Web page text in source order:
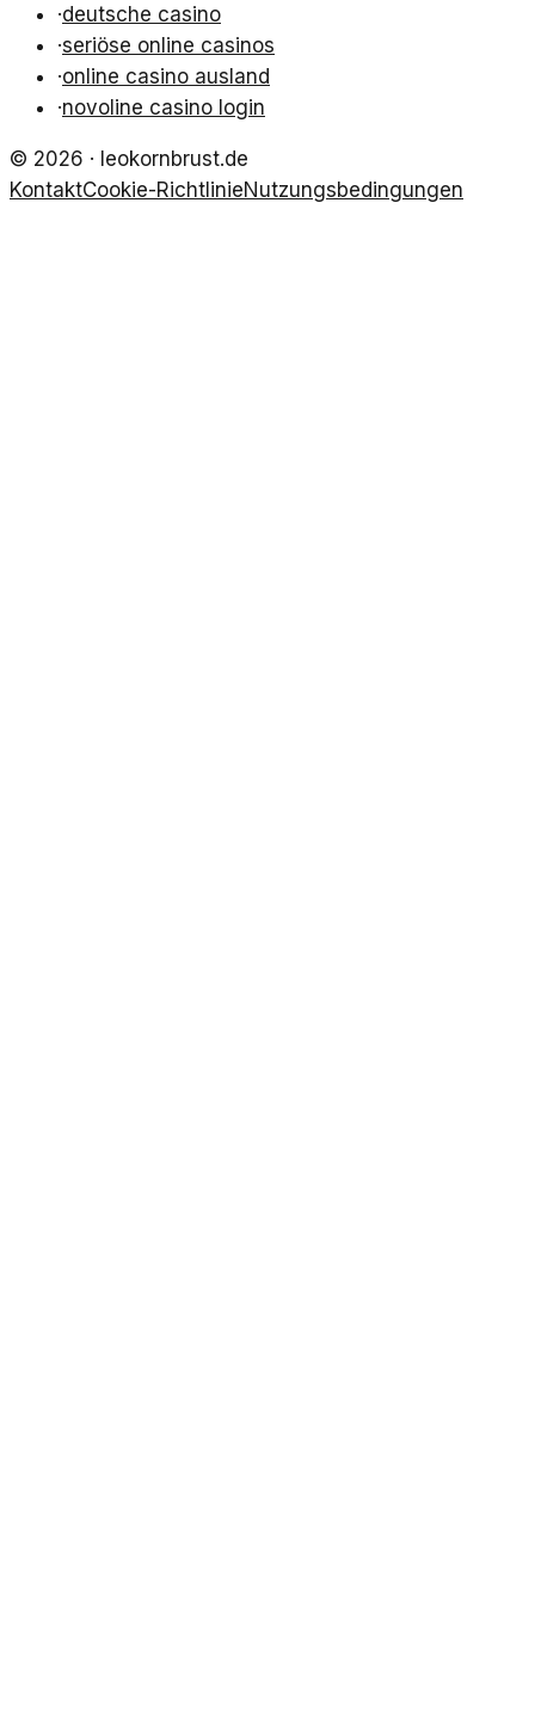
·deutsche casino
·seriöse online casinos
·online casino ausland
·novoline casino login
© 2026 · leokornbrust.de
KontaktCookie-RichtlinieNutzungsbedingungen